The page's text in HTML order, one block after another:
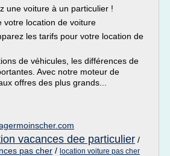
une voiture à un particulier !
votre location de voiture
les tarifs pour votre location de
de véhicules, les différences de
Avec notre moteur de
offres des plus grands...
vacances dee particulier /
pas cher / location voiture pas cher